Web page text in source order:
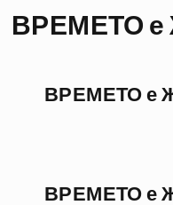
ВРЕМЕТО
ВРЕМЕТО е
ВРЕМЕТО е